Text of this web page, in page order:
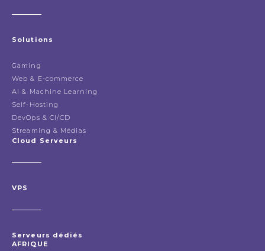
Solutions
Gaming
Web & E-commerce
AI & Machine Learning
Self-Hosting
DevOps & CI/CD
Streaming & Médias
Cloud Serveurs
VPS
Serveurs dédiés
AFRIQUE